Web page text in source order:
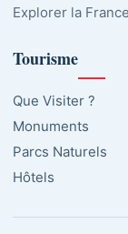
Explorer la
Tourisme
Que Visiter ?
Monuments
Parcs Naturels
Hôtels